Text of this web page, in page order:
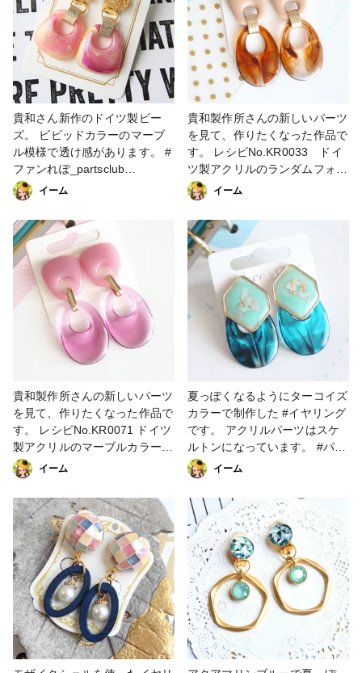
貴和さん新作のドイツ製ビー
ズ。 ビビッドカラーのマーブ
ル模様で透け感があります。 #
ファンれぽ_partsclub
#partsclub #パーツアクセサリ
ー #貴和製作所
イーム
貴和製作所さんの新しいパーツ
を見て、作りたくなった作品で
す。 レシピNo.KR0033 ドイ
ツ製アクリルのランダムフォル
ムピアス2種(KS46-A・C) 参考
レシピとはちょっと違うのです
が、リンク貼っておきますね。
#パーツアクセサリー #ピアス
#イヤリング #夏アクセサリー
#ファンれぽ_partsclub 一部使
用 #貴和製作所
イーム
貴和製作所さんの新しいパーツ
を見て、作りたくなった作品で
す。 レシピNo.KR0071 ドイツ
製アクリルのマーブルカラーイ
ヤーアクセサリー3種 参考レシ
ピとはちょっと違うのですが、
リンク貼っておきますね。 #パ
ーツアクセサリー #ピアス #イ
ヤリング #夏アクセサリー #フ
ァンれぽ_partsclub 一部使用 #
貴和製作所
イーム
夏っぽくなるようにターコイズ
カラーで制作した #イヤリング
です。 アクリルパーツはスケ
ルトンになっています。 #パー
ツアクセサリー #ピアス #イヤ
リング #夏アクセサリー #夏色
#貴和製作所
イーム